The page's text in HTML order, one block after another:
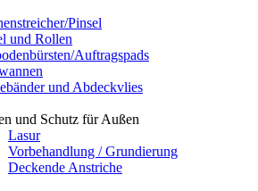
Pinsel
und Rollen
Auftragspads
und Abdeckvlies
und Schutz für Außen
Lasur
Vorbehandlung / Grundierung
Deckende Anstriche